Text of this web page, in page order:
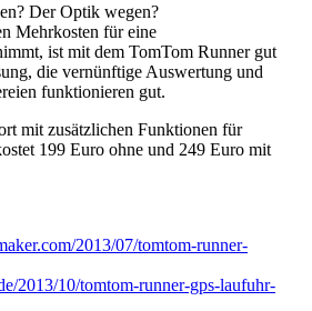
Der Optik wegen?
Mehrkosten für eine
ist mit dem TomTom Runner gut
die vernünftige Auswertung und
funktionieren gut.
mit zusätzlichen Funktionen für
199 Euro ohne und 249 Euro mit
2013/07/tomtom-runner-
2013/10/tomtom-runner-gps-laufuhr-